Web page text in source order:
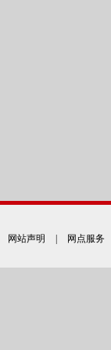
网站声明 网点服务